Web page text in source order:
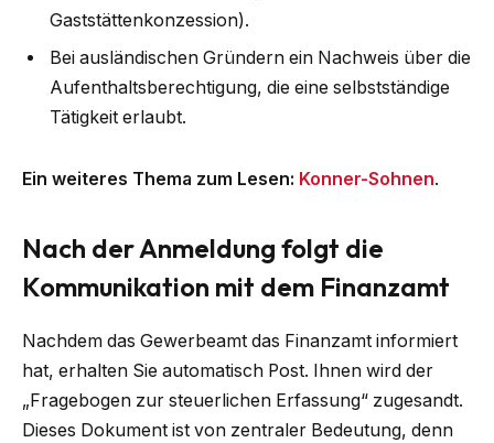
Gaststättenkonzession).
Bei ausländischen Gründern ein Nachweis über die
Aufenthaltsberechtigung, die eine selbstständige
Tätigkeit erlaubt.
Ein weiteres Thema zum Lesen: Konner-Sohnen.
Nach der Anmeldung folgt die
Kommunikation mit dem Finanzamt
Nachdem das Gewerbeamt das Finanzamt informiert
hat, erhalten Sie automatisch Post. Ihnen wird der
„Fragebogen zur steuerlichen Erfassung“ zugesandt.
Dieses Dokument ist von zentraler Bedeutung, denn